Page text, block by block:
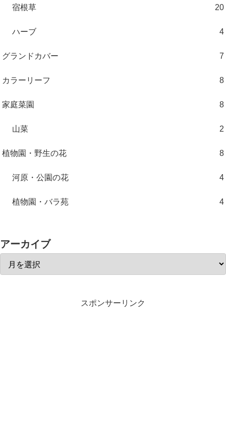
宿根草 20
ハーブ 4
グランドカバー 7
カラーリーフ 8
家庭菜園 8
山菜 2
植物園・野生の花 8
河原・公園の花 4
植物園・バラ苑 4
アーカイブ
スポンサーリンク